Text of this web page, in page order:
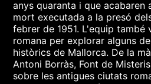
anys quaranta i que acabaren
mort executada a la presó
febrer de 1951. L'equip també
romana per explorar alguns
històrics de Mallorca. De la
Antoni Borràs, Font de
sobre les antigues ciutats